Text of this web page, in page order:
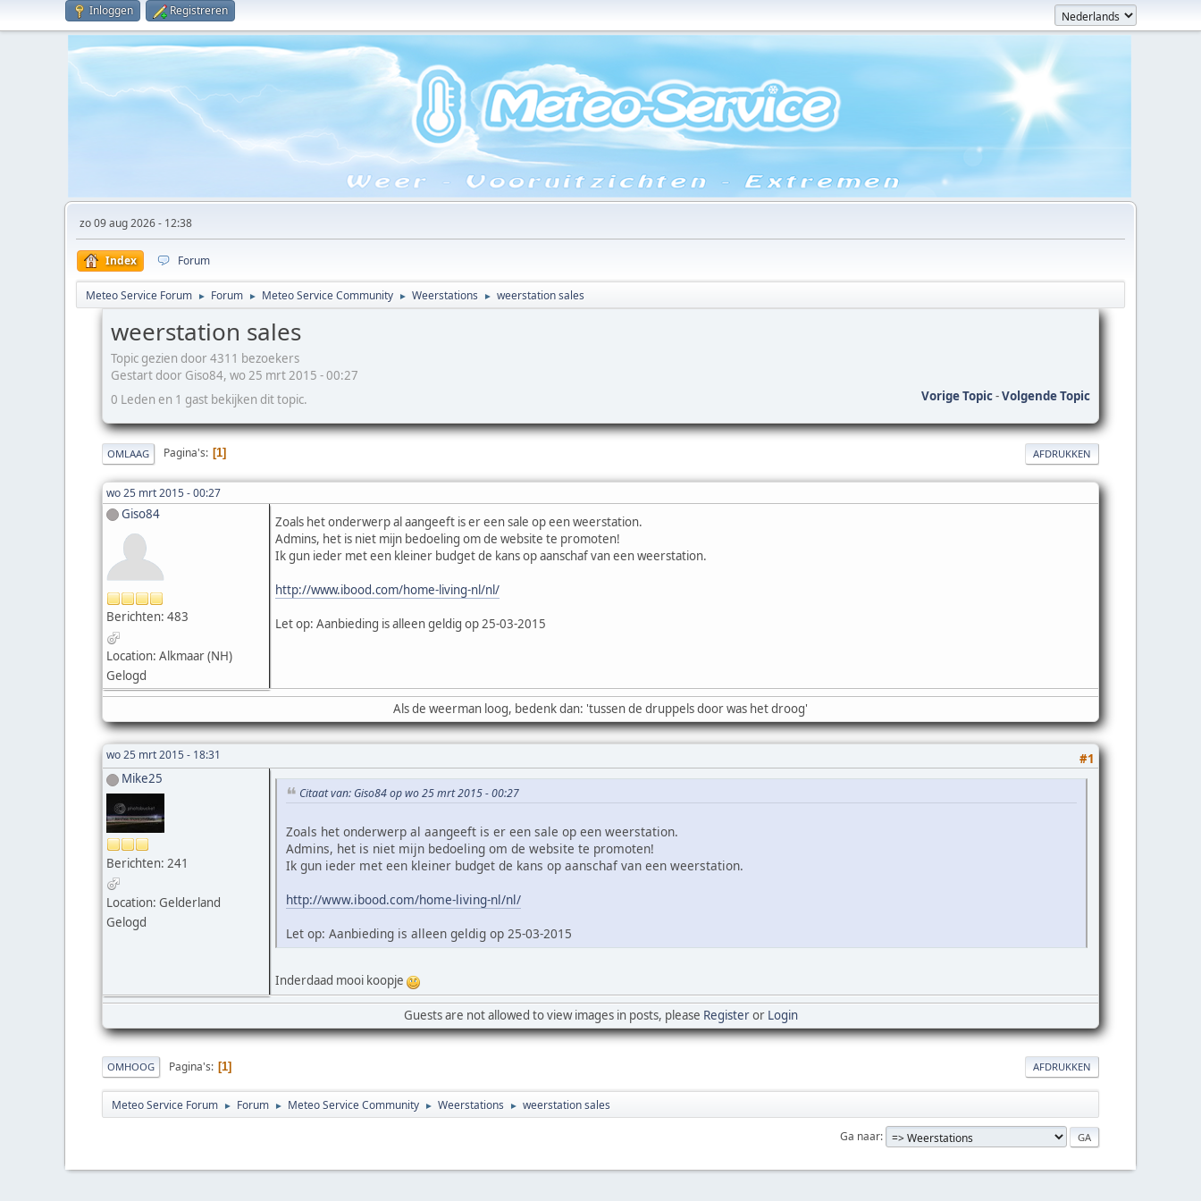
Inloggen Registreren
zo 09 aug 2026 - 12:38
Index Forum
Meteo Service Forum ► Forum ► Meteo Service Community ► Weerstations ► weerstation sales
weerstation sales
Topic gezien door 4311 bezoekers
Gestart door Giso84, wo 25 mrt 2015 - 00:27
Vorige Topic-Volgende Topic
0 Leden en 1 gast bekijken dit topic.
AFDRUKKEN
OMLAAG Pagina's 1
wo 25 mrt 2015 - 00:27
Giso84
Berichten: 483
Location: Alkmaar (NH)
Gelogd
Zoals het onderwerp al aangeeft is er een sale op een weerstation.
Admins, het is niet mijn bedoeling om de website te promoten!
Ik gun ieder met een kleiner budget de kans op aanschaf van een weerstation.
http://www.ibood.com/home-living-nl/nl/
Let op: Aanbieding is alleen geldig op 25-03-2015
Als de weerman loog, bedenk dan: 'tussen de druppels door was het droog'
wo 25 mrt 2015 - 18:31
#1
Mike25
Berichten: 241
Location: Gelderland
Gelogd
Citaat van: Giso84 op wo 25 mrt 2015 - 00:27
Zoals het onderwerp al aangeeft is er een sale op een weerstation.
Admins, het is niet mijn bedoeling om de website te promoten!
Ik gun ieder met een kleiner budget de kans op aanschaf van een weerstation.
http://www.ibood.com/home-living-nl/nl/
Let op: Aanbieding is alleen geldig op 25-03-2015
Inderdaad mooi koopje
Guests are not allowed to view images in posts, please Registeror Login
AFDRUKKEN
OMHOOG Pagina's 1
Meteo Service Forum ► Forum ► Meteo Service Community ► Weerstations ► weerstation sales
Ga naar